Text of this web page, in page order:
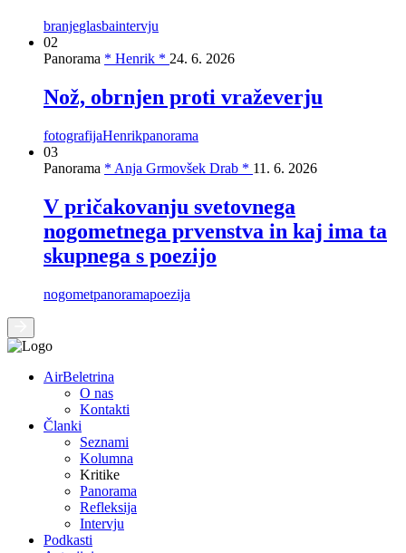
branjeglasbaintervju
02
Panorama * Henrik * 24. 6. 2026
Nož, obrnjen proti vraževerju
fotografijaHenrikpanorama
03
Panorama * Anja Grmovšek Drab * 11. 6. 2026
V pričakovanju svetovnega
nogometnega prvenstva in kaj ima ta
skupnega s poezijo
nogometpanoramapoezija
AirBeletrina
O nas
Kontakti
Članki
Seznami
Kolumna
Kritike
Panorama
Refleksija
Intervju
Podkasti